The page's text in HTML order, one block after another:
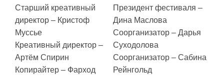
Старший креативный
директор – Кристоф
Муссье
Креативный директор –
Артём Спирин
Копирайтер – Фарход
Президент фестиваля –
Дина Маслова
Соорганизатор – Дарья
Суходолова
Соорганизатор – Сабина
Рейнгольд